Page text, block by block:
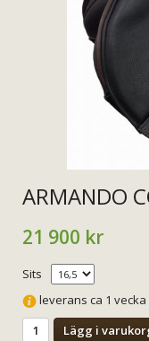
ARMANDO
21 900 kr
Sits
leverans ca 1 vecka
Lägg i